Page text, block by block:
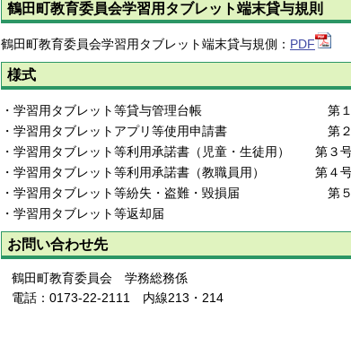
鶴田町教育委員会学習用タブレット端末貸与規則
鶴田町教育委員会学習用タブレット端末貸与規側： PDF
様式
・学習用タブレット等貸与管理台帳 第１号様
・学習用タブレットアプリ等使用申請書 第２号
・学習用タブレット等利用承諾書（児童・生徒用） 第３
・学習用タブレット等利用承諾書（教職員用） 第４号
・学習用タブレット等紛失・盗難・毀損届 第５号
・学習用タブレット等返却届 第６号様
お問い合わせ先
鶴田町教育委員会 学務総務係
電話：0173-22-2111 内線213・214